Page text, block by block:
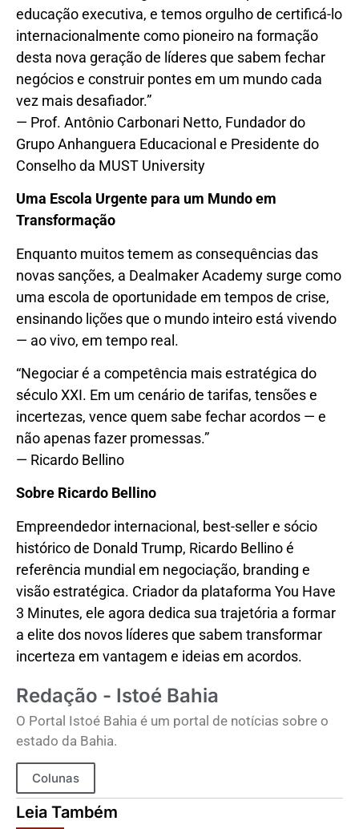
educação executiva, e temos orgulho de certificá-lo
internacionalmente como pioneiro na formação
desta nova geração de líderes que sabem fechar
negócios e construir pontes em um mundo cada
vez mais desafiador.”
— Prof. Antônio Carbonari Netto, Fundador do
Grupo Anhanguera Educacional e Presidente do
Conselho da MUST University
Uma Escola Urgente para um Mundo em
Transformação
Enquanto muitos temem as consequências das
novas sanções, a Dealmaker Academy surge como
uma escola de oportunidade em tempos de crise,
ensinando lições que o mundo inteiro está vivendo
— ao vivo, em tempo real.
“Negociar é a competência mais estratégica do
século XXI. Em um cenário de tarifas, tensões e
incertezas, vence quem sabe fechar acordos — e
não apenas fazer promessas.”
— Ricardo Bellino
Sobre Ricardo Bellino
Empreendedor internacional, best-seller e sócio
histórico de Donald Trump, Ricardo Bellino é
referência mundial em negociação, branding e
visão estratégica. Criador da plataforma You Have
3 Minutes, ele agora dedica sua trajetória a formar
a elite dos novos líderes que sabem transformar
incerteza em vantagem e ideias em acordos.
Redação - Istoé Bahia
O Portal Istoé Bahia é um portal de notícias sobre o
estado da Bahia.
Colunas
Leia Também